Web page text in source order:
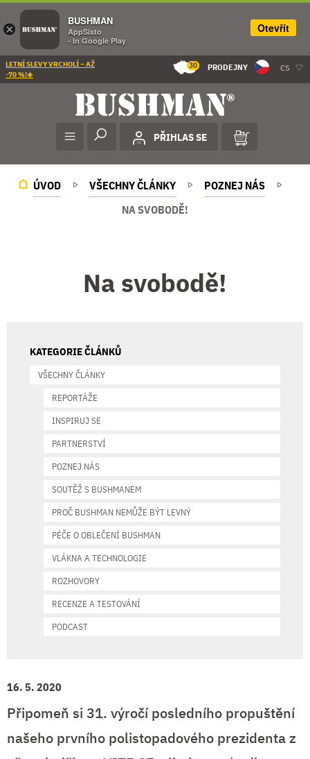
LETNÍ SLEVY VRCHOLÍ – AŽ
-70 %!☀️
30 PRODEJNY CS
PŘIHLAS SE
ÚVOD VŠECHNY ČLÁNKY
POZNEJ NÁS
NA SVOBODĚ!
Na svobodě!
16. 5. 2020
Připomeň si 31. výročí posledního propuštění
našeho prvního polistopadového prezidenta z
KATEGORIE ČLÁNKŮ
VŠECHNY ČLÁNKY
REPORTÁŽE
INSPIRUJ SE
PARTNERSTVÍ
POZNEJ NÁS
SOUTĚŽ S BUSHMANEM
PROČ BUSHMAN NEMŮŽE BÝT LEVNÝ
PÉČE O OBLEČENÍ BUSHMAN
VLÁKNA A TECHNOLOGIE
ROZHOVORY
RECENZE A TESTOVÁNÍ
PODCAST
×
BUSHMAN
AppSisto
- In Google Play
Otevřít